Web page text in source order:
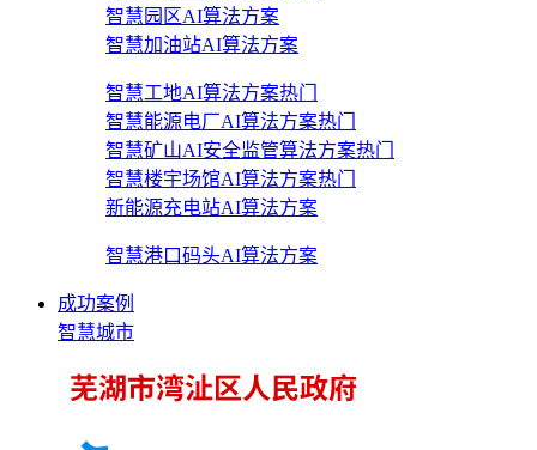
智慧园区AI算法方案
智慧加油站AI算法方案
智慧工地AI算法方案热门
智慧能源电厂AI算法方案热门
智慧矿山AI安全监管算法方案热门
智慧楼宇场馆AI算法方案热门
新能源充电站AI算法方案
智慧港口码头AI算法方案
成功案例
智慧城市